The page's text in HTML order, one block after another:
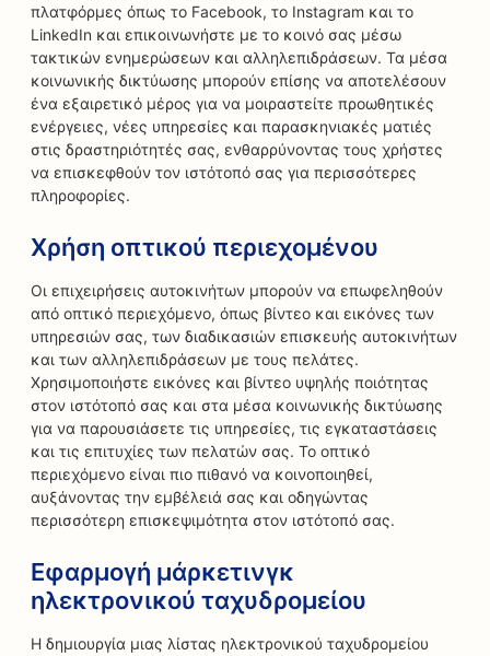
πλατφόρμες όπως το Facebook, το Instagram και το
LinkedIn και επικοινωνήστε με το κοινό σας μέσω
τακτικών ενημερώσεων και αλληλεπιδράσεων. Τα μέσα
κοινωνικής δικτύωσης μπορούν επίσης να αποτελέσουν
ένα εξαιρετικό μέρος για να μοιραστείτε προωθητικές
ενέργειες, νέες υπηρεσίες και παρασκηνιακές ματιές
στις δραστηριότητές σας, ενθαρρύνοντας τους χρήστες
να επισκεφθούν τον ιστότοπό σας για περισσότερες
πληροφορίες.
Χρήση οπτικού περιεχομένου
Οι επιχειρήσεις αυτοκινήτων μπορούν να επωφεληθούν
από οπτικό περιεχόμενο, όπως βίντεο και εικόνες των
υπηρεσιών σας, των διαδικασιών επισκευής αυτοκινήτων
και των αλληλεπιδράσεων με τους πελάτες.
Χρησιμοποιήστε εικόνες και βίντεο υψηλής ποιότητας
στον ιστότοπό σας και στα μέσα κοινωνικής δικτύωσης
για να παρουσιάσετε τις υπηρεσίες, τις εγκαταστάσεις
και τις επιτυχίες των πελατών σας. Το οπτικό
περιεχόμενο είναι πιο πιθανό να κοινοποιηθεί,
αυξάνοντας την εμβέλειά σας και οδηγώντας
περισσότερη επισκεψιμότητα στον ιστότοπό σας.
Εφαρμογή μάρκετινγκ
ηλεκτρονικού ταχυδρομείου
Η δημιουργία μιας λίστας ηλεκτρονικού ταχυδρομείου